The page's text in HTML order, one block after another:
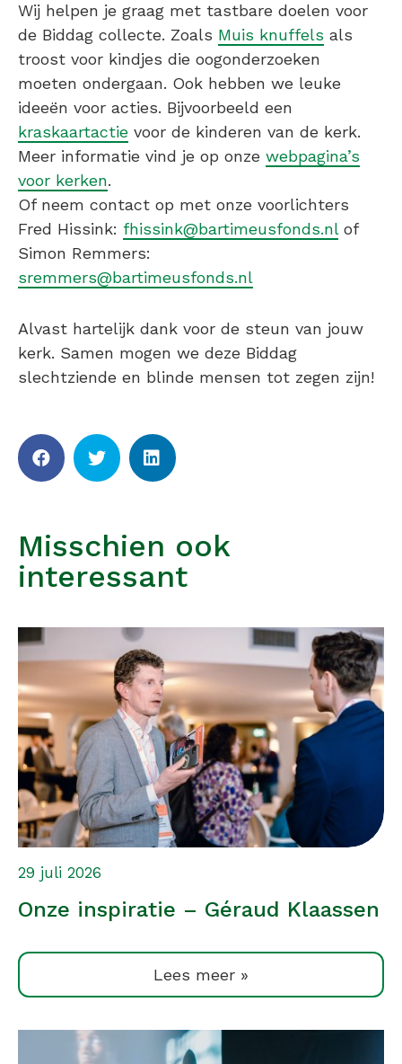
Wij helpen je graag met tastbare doelen voor
de Biddag collecte. Zoals Muis knuffels als
troost voor kindjes die oogonderzoeken
moeten ondergaan. Ook hebben we leuke
ideeën voor acties. Bijvoorbeeld een
kraskaartactie voor de kinderen van de kerk.
Meer informatie vind je op onze webpagina’s
voor kerken.
Of neem contact op met onze voorlichters
Fred Hissink: fhissink@bartimeusfonds.nlof
Simon Remmers:
sremmers@bartimeusfonds.nl
Alvast hartelijk dank voor de steun van jouw
kerk. Samen mogen we deze Biddag
slechtziende en blinde mensen tot zegen zijn!
Misschien ook
interessant
Onze inspiratie – Géraud Klaassen
29 juli 2026
Lees meer »